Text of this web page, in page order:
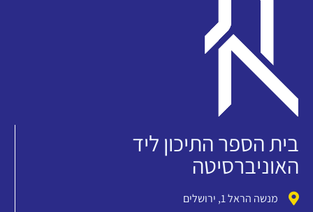
בית הספר התיכון ליד
האוניברסיטה
מנשה הראל 1, ירושלים